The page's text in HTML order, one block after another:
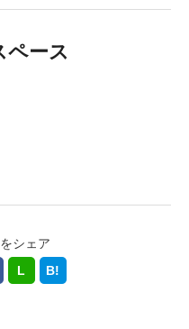
害および自損事故につ
場合および当日途中か
一切の責任を負いませ
供しておりますので、
て当社は一切の責任を
した際に発生した一切
する場合には、利用者
ービスの利用の全部ま
合があります。
ペース
シェア
L B!